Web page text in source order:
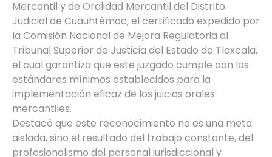
Mercantil y de Oralidad Mercantil del Distrito
Judicial de Cuauhtémoc, el certificado expedido por
la Comisión Nacional de Mejora Regulatoria al
Tribunal Superior de Justicia del Estado de Tlaxcala,
el cual garantiza que este juzgado cumple con los
estándares mínimos establecidos para la
implementación eficaz de los juicios orales
mercantiles.
Destacó que este reconocimiento no es una meta
aislada, sino el resultado del trabajo constante, del
profesionalismo del personal jurisdiccional y